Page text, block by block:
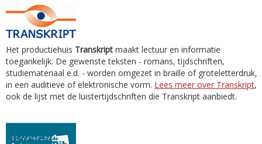
Het productiehuis Transkript maakt lectuur en informatie
toegankelijk. De gewenste teksten - romans, tijdschriften,
studiemateriaal e.d. - worden omgezet in braille of groteletterdruk,
in een auditieve of elektronische vorm. Lees meer over Transkript,
ook de lijst met de luistertijdschriften die Transkript aanbiedt.